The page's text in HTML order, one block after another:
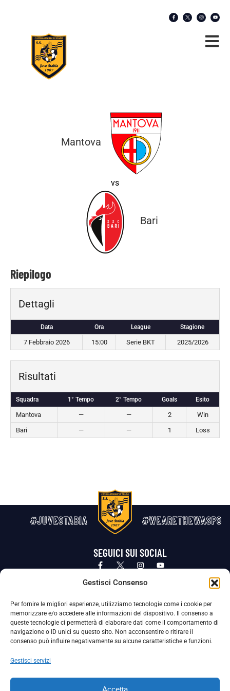
Gestisci Consenso
Per fornire le migliori esperienze, utilizziamo tecnologie come i cookie per
memorizzare e/o accedere alle informazioni del dispositivo. Il consenso a
queste tecnologie ci permetterà di elaborare dati come il comportamento di
navigazione o ID unici su questo sito. Non acconsentire o ritirare il
consenso può influire negativamente su alcune caratteristiche e funzioni.
Gestisci servizi
Accetta
Mantova
vs
Bari
Riepilogo
Dettagli
Data Ora League Stagione
7 Febbraio 2026 15:00 Serie BKT 2025/2026
Risultati
Squadra 1° Tempo 2° Tempo Goals Esito
Mantova — — 2
Win
Bari
— — 1 Loss
#JUVESTABIA #WEARETHEWASPS
SEGUICI SUI SOCIAL
Privacy Policy Cookie Policy
La Società ha nominato il Responsabile della Protezione dei Dati Personali (DPO), figura specializzata che vigila sulle modalità
adottate dalla nostra Società per tutelare i Suoi dati personali.
Per contattare il DPO può scrivere a